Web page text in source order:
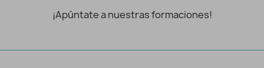
¡Apúntate a nuestras formaciones!